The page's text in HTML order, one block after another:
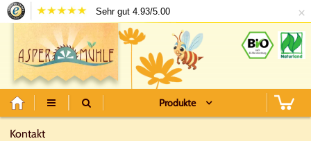
Sehr gut 4.93/5.00 ×
Produkte
Kontakt